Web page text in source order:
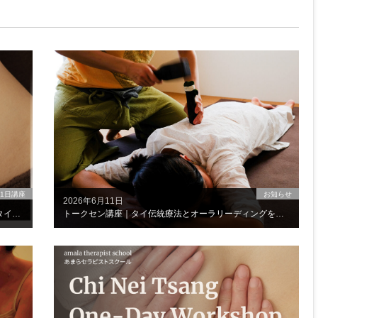
1日講座
2026年6月11日
お知らせ